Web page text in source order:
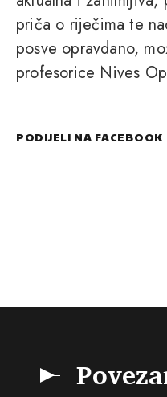
priča o riječima te
posve opravdano,
profesorice Nives
PODIJELI NA FACEBOOK